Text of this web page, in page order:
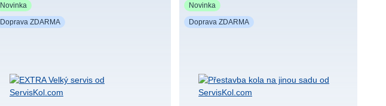
Novinka
Doprava ZDARMA
Novinka
Doprava ZDARMA